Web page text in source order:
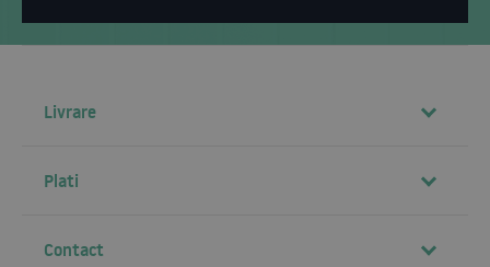
Livrare
Plati
Contact